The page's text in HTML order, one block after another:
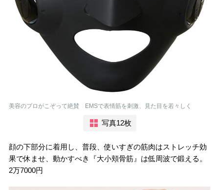
美容のプロがこぞって絶賛 EMSで表情筋を刺激、見た目を若々しく
写真12枚
顔の下部分に着用し、普段、使いすぎの筋肉はストレッチ効
果で休ませ、動かすべき『大小頬骨筋』は低周波で鍛える。
2万7000円